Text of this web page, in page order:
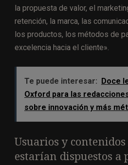
la propuesta de valor, el
retención, la marca, las
los productos, los métodos de
excelencia hacia el cliente».
Te puede interesar: Doce
Oxford para las
sobre innovación y más
Usuarios y
estarían dispuestos a